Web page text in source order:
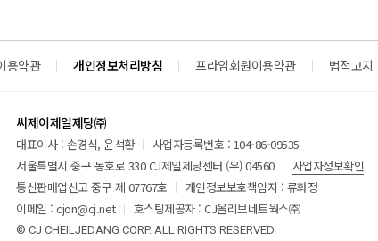
용약관 개인정보처리방침 프라임회원이용약관 법적고지
씨제이제일제당㈜
대표이사 : 손경식, 윤석환
사업자등록번호 : 104-86-09535
서울특별시 중구 동호로 330 CJ제일제당센터 (우) 04560
사업자정보확인
통신판매업신고 중구 제 07767호
개인정보보호책임자 : 류화정
이메일 : cjon@cj.net
호스팅제공자 : CJ올리브네트웍스㈜
© CJ CHEILJEDANG CORP. ALL RIGHTS RESERVED.